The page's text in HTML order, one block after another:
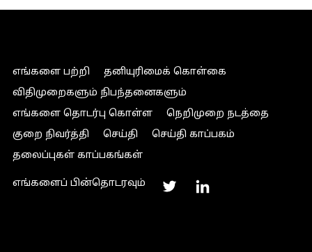
எங்களை பற்றி
தனியுரிமைக் கொள்கை
விதிமுறைகளும் நிபந்தனைகளும்
எங்களை தொடர்பு கொள்ள
நெறிமுறை நடத்தை
குறை நிவர்த்தி
செய்தி
செய்தி காப்பகம்
தலைப்புகள் காப்பகங்கள்
எங்களைப் பின்தொடரவும்